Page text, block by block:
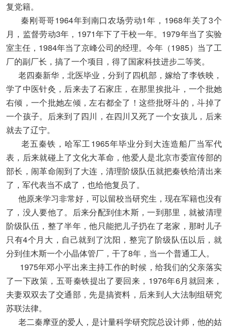
复党籍。
秦刚哥哥1964年到南口农场劳动1年，1968年关了3个
月，监督劳动3年，1971年下了干校一年。1979年当了实验
室主任，1984年当了京峰公司的经理。今年（1985）当了工
厂的副厂长，搞了一个项目，得了国家科技进步二等奖。
老四秦新华，北医毕业，分到了四机部，嫁给了李铁映，
学了中医针灸，后来去了石家庄，在那里挨批斗，一个批她
右倾，一个批她左倾，左右都全了！这些批呀斗的，斗掉了
一个孩子。后来到了四川，在四川又死了一个女孩儿，后来
就去了辽宁。
老五秦铁，哈军工1965年毕业分到大连造船厂当军代
表，后来就碰上了文化大革命，他爱人是北京市委宣传部的
部长，闹革命闹到了大连，清理阶级队伍就把秦铁给清出来
了，军代表当不成了，也给他复员了。
他原来学习非常好，可以留校当研究生，现在军籍也没有
了，没人要他了。后来分配到佳木斯，一到那里，就被清理
阶级队伍，整了半年，他只能把儿子扔在了老家，那时儿子
只有4个月大，自己就到了沈阳，整完了阶级队伍以后，就
分到佳木斯一个小晶体管厂，干了8年，当一个普通工人。
1975年邓小平出来主持工作的时候，给我们的父亲落实
了一下政策，五哥秦铁提出了要回来，1976年6月就回来，
夫妻双双去了交通部，先是搞资料，后来到人大法制组研究
苏联法律。
老二秦摩亚的爱人，是计量科学研究院总设计师，他的姑